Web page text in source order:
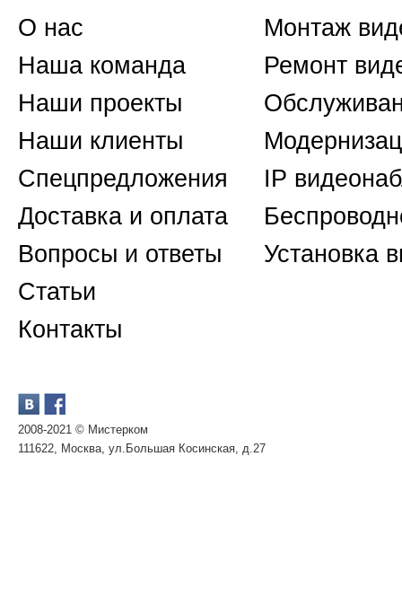
О нас
Наша команда
Наши проекты
Наши клиенты
Спецпредложения
Доставка и оплата
Вопросы и ответы
Статьи
Контакты
2008-2021 © Мистерком
111622, Москва, ул.Большая Косинская, д.27
Монтаж
Ремонт
IP
Установка